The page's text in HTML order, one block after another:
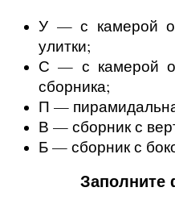
У — с камерой
улитки;
С — с камерой
сборника;
П —
В — сборник с
Б — сборник с
Заполните